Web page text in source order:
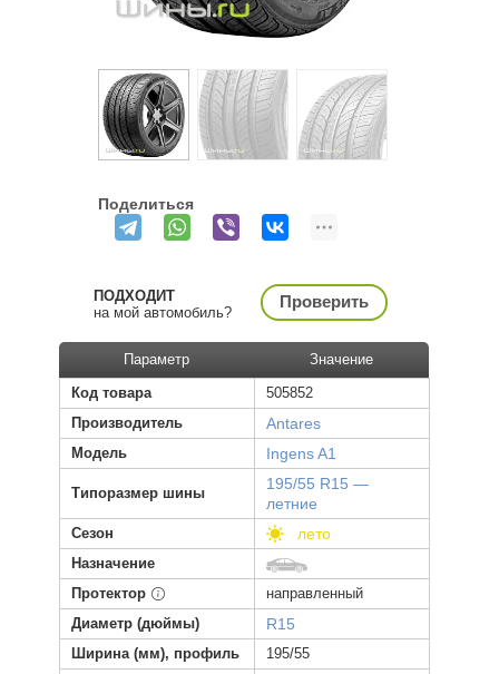
Поделиться
ПОДХОДИТ
на мой автомобиль?
Проверить
Параметр
Значение
Код товара
505852
Производитель
Antares
Модель Ingens A1
Типоразмер шины
195/55 R15 —
летние
Сезон лето
Назначение
Протектор
направленный
Диаметр (дюймы)
R15
Ширина (мм), профиль
195/55